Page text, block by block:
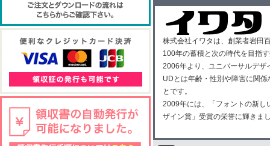
株式会社イワタは、創業者岩田
100年の蓄積と次の時代を目指
2006年より、ユニバーサルデザ
UDとは年齢・性別や障害に関
とです。
2009年には、「フォントの新し
ザイン賞」受賞の栄誉に輝きま